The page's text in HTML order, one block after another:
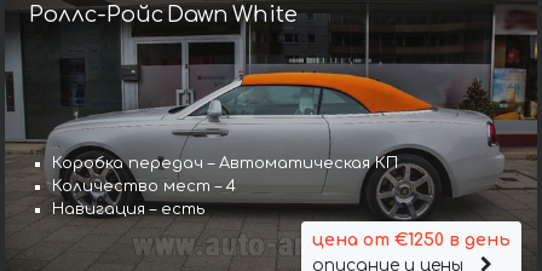
Роллс-Ройс Dawn White
Коробка передач – Автоматическая КП
Количество мест – 4
Навигация – есть
цена от €1250 в день
описание и цены